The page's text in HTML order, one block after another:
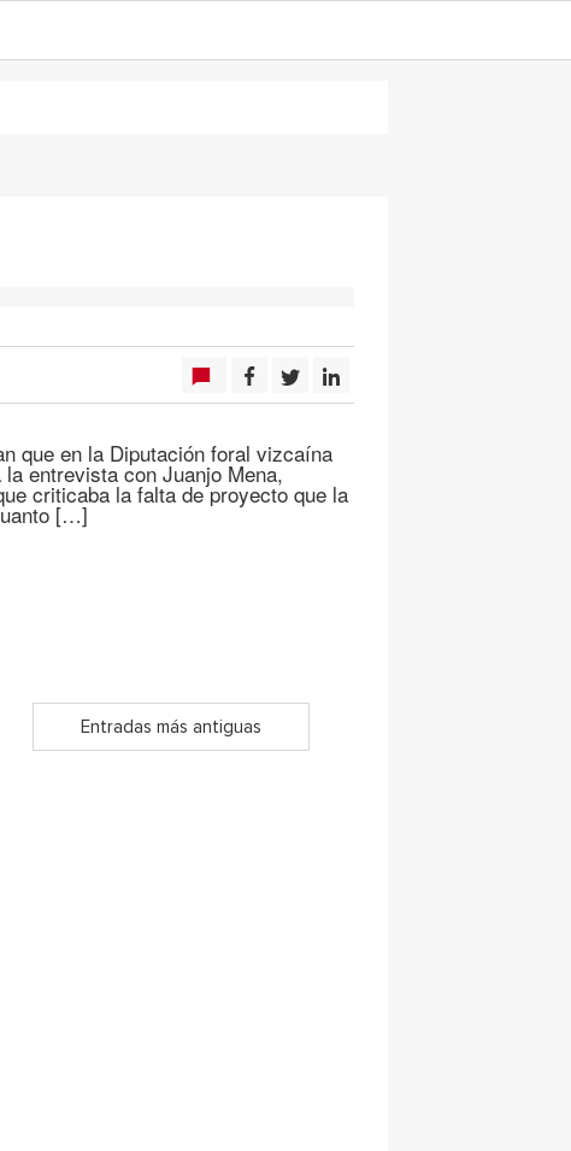
que en la Diputación foral vizcaína
entrevista con Juanjo Mena,
criticaba la falta de proyecto que la
[…]
Entradas más antiguas